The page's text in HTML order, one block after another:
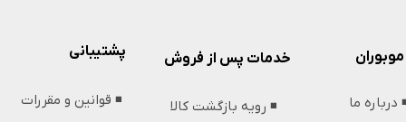
پشتیبانی
◾️ قوانین و مقررات
موبوران
درباره ما
خدمات پس از فروش
◾️ رویه بازگشت کالا